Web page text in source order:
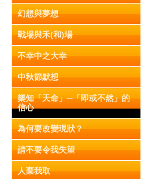
幻想與夢想
戰場與禾(和)場
不幸中之大幸
中秋節默想
樂知「天命」─「即或不然」的
信心
為何要改變現狀？
請不要令我失望
人棄我取